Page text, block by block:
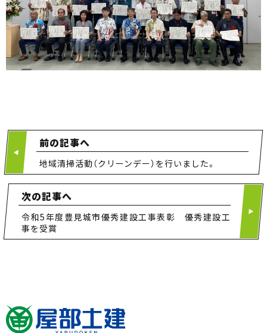
前の記事へ
地域清掃活動（クリーンデー）を行いました。
次の記事へ
令和5年度豊見城市優秀建設工事表彰 優秀建設工
事を受賞